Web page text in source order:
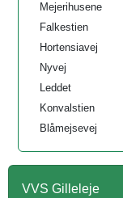
Mejerihusene
Falkestien
Hortensiavej
Nyvej
Leddet
Konvalstien
Blåmejsevej
VVS Gilleleje